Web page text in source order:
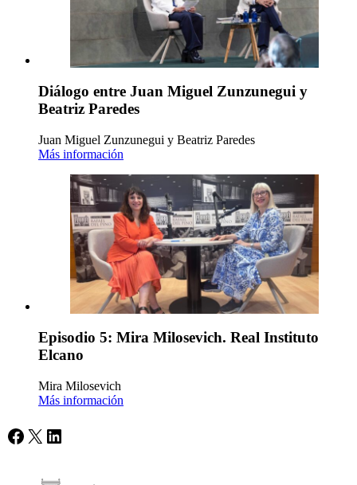
Diálogo entre Juan Miguel Zunzunegui y
Beatriz Paredes
Juan Miguel Zunzunegui y Beatriz Paredes
Más información
Episodio 5: Mira Milosevich. Real Instituto
Elcano
Mira Milosevich
Más información
Facebook
X LinkedIn